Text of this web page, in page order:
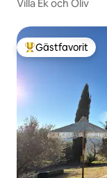
Villa Ek och Oliv
Populär gästfavorit
Gästfavorit